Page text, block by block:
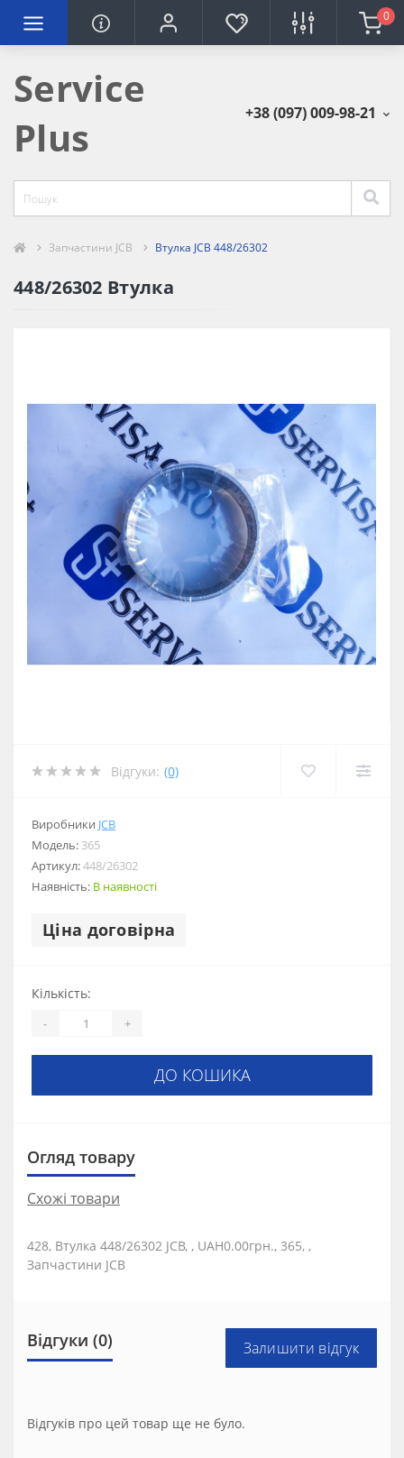
0
Service
Plus
+38 (097) 009-98-21
Запчастини JCB Втулка JCB 448/26302
448/26302 Втулка
Відгуки: (0)
Виробники JCB
Модель: 365
Артикул:448/26302
Наявність: В наявності
Ціна договірна
Кількість:
- +
ДО КОШИКА
Огляд товару
Схожі товари
428, Втулка 448/26302 JCB, , UAH0.00грн., 365, ,
Запчастини JCB
Відгуки (0) Залишити відгук
Відгуків про цей товар ще не було.